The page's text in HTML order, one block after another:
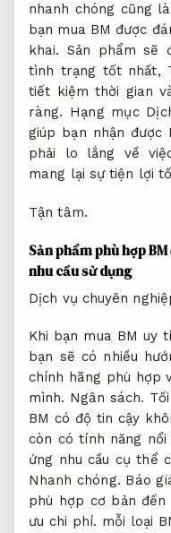
nhanh chóng cũng
bạn mua BM được
khai. Sản phẩm sẽ
tình trạng tốt nhất,
tiết kiệm thời gian
ràng. Hạng mục
giúp bạn nhận được
phải lo lắng về
mang lại sự tiện lợi
Tận tâm.
Sản phẩm phù hợp
nhu cầu sử dụng
Dịch vụ chuyên
Khi bạn mua BM uy
bạn sẽ có nhiều
chính hãng phù hợp
mình. Ngân sách.
BM có độ tin cậy
còn có tính năng nổi
ứng nhu cầu cụ thể
Nhanh chóng. Báo
phù hợp cơ bản đến
ưu chi phí. mỗi loại